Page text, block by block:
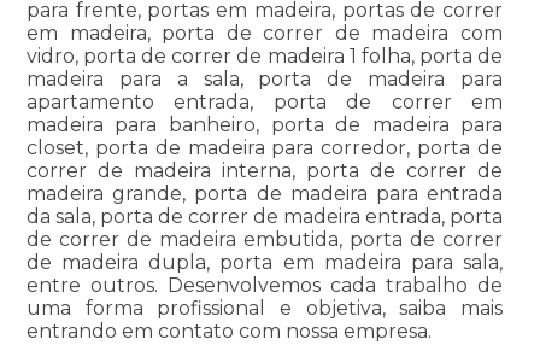
para frente, portas em madeira, portas de correr
em madeira, porta de correr de madeira com
vidro, porta de correr de madeira 1 folha, porta de
madeira para a sala, porta de madeira para
apartamento entrada, porta de correr em
madeira para banheiro, porta de madeira para
closet, porta de madeira para corredor, porta de
correr de madeira interna, porta de correr de
madeira grande, porta de madeira para entrada
da sala, porta de correr de madeira entrada, porta
de correr de madeira embutida, porta de correr
de madeira dupla, porta em madeira para sala,
entre outros. Desenvolvemos cada trabalho de
uma forma profissional e objetiva, saiba mais
entrando em contato com nossa empresa.